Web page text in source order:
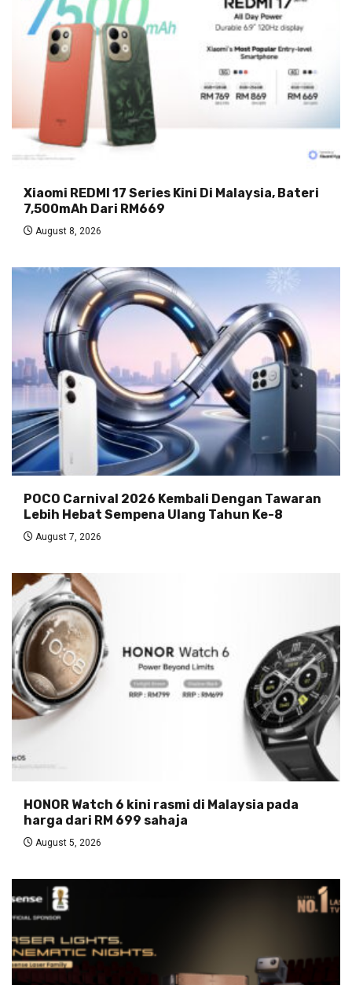
Xiaomi REDMI 17 Series Kini Di Malaysia, Bateri
7,500mAh Dari RM669
August 8, 2026
POCO Carnival 2026 Kembali Dengan Tawaran
Lebih Hebat Sempena Ulang Tahun Ke-8
August 7, 2026
HONOR Watch 6 kini rasmi di Malaysia pada
harga dari RM 699 sahaja
August 5, 2026